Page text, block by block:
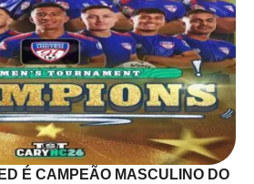
É CAMPEÃO MASCULINO DO